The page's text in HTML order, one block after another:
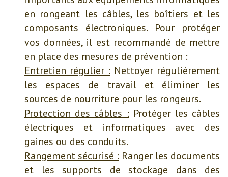
en rongeant les câbles, les boîtiers et les
composants électroniques. Pour protéger
vos données, il est recommandé de mettre
en place des mesures de prévention :
Entretien régulier : Nettoyer régulièrement
les espaces de travail et éliminer les
sources de nourriture pour les rongeurs.
Protection des câbles : Protéger les câbles
électriques et informatiques avec des
gaines ou des conduits.
Rangement sécurisé : Ranger les documents
et les supports de stockage dans des